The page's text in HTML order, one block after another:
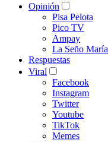
Opinión
Pisa Pelota
Pico TV
Ampay
La Seño María
Respuestas
Viral
Facebook
Instagram
Twitter
Youtube
TikTok
Memes